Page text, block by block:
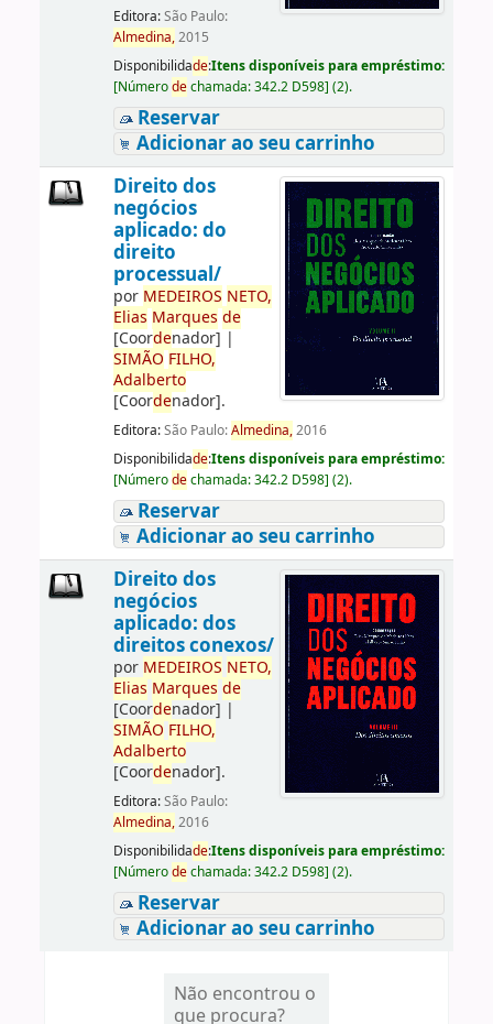
Editora:São Paulo:
Almedina,2015
Disponibilidade:Itens disponíveis para empréstimo:
[Númerodechamada:342.2 D598] (2).
Reservar
Adicionar ao seu carrinho
Direito dos
negócios
aplicado: do
direito
processual/
por MEDEIROS NETO,
Elias Marques de
[Coordenador] |
SIMÃO FILHO,
Adalberto
[Coordenador].
Editora:São Paulo:Almedina,2016
Disponibilidade:Itens disponíveis para empréstimo:
[Númerodechamada:342.2 D598] (2).
Reservar
Adicionar ao seu carrinho
Direito dos
negócios
aplicado: dos
direitos conexos/
por MEDEIROS NETO,
Elias Marques de
[Coordenador] |
SIMÃO FILHO,
Adalberto
[Coordenador].
Editora:São Paulo:
Almedina,2016
Disponibilidade:Itens disponíveis para empréstimo:
[Númerodechamada:342.2 D598] (2).
Reservar
Adicionar ao seu carrinho
Não encontrou o
que procura?